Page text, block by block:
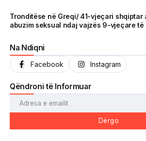
arritura në një kohë shumë të shkurtër,
kthyer në një zë të fortë informimi dhe
Tronditëse në Greqi/ 41-vjeçari shqiptar
abuzim seksual ndaj vajzës 9-vjeçare
Na Ndiqni
Facebook Instagram
Qëndroni të Informuar
Dërgo